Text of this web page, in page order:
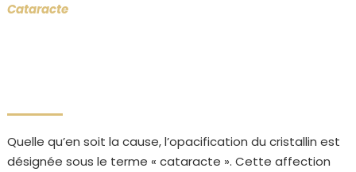
Cataracte
Quelle qu’en soit la cause, l’opacification du cristallin est
désignée sous le terme « cataracte ». Cette affection